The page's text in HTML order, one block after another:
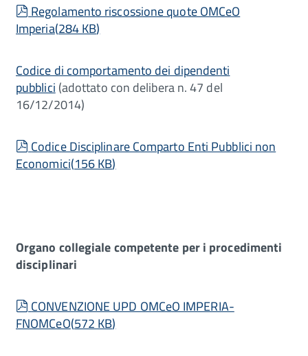
pdf
Regolamento riscossione quote OMCeO
Imperia(284 KB)
Codice di comportamento dei dipendenti
pubblici (adottato con delibera n. 47 del
16/12/2014)
pdf
Codice Disciplinare Comparto Enti Pubblici non
Economici(156 KB)
Organo collegiale competente per i procedimenti
disciplinari
pdf
CONVENZIONE UPD OMCeO IMPERIA-
FNOMCeO(572 KB)